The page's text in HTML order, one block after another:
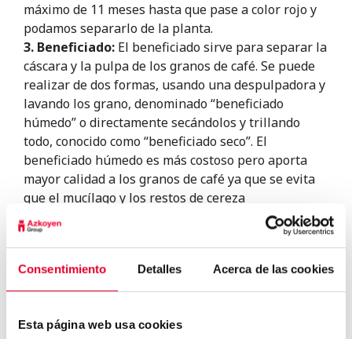
Consentimiento Detalles Acerca de las cookies
Esta página web usa cookies
máximo de 11 meses hasta que pase a color rojo y
podamos separarlo de la planta.
3. Beneficiado: El beneficiado sirve para separar la
cáscara y la pulpa de los granos de café. Se puede
realizar de dos formas, usando una despulpadora y
lavando los grano, denominado “beneficiado
húmedo” o directamente secándolos y trillando
todo, conocido como “beneficiado seco”. El
beneficiado húmedo es más costoso pero aporta
mayor calidad a los granos de café ya que se evita
que el mucílago y los restos de cereza
descompongan el grano.
4. Tueste:
El tueste se realiza sometiendo los
inicia la liberación en forma de gas, aroma, de los
más de 400 componentes. Existen dos tipos de
métodos de tostado, “rápido” y “lento”. El tostado es